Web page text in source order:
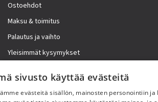
Ostoehdot
Maksu & toimitus
Palautus ja vaihto
Yleisimmät kysymykset
Lisää meistä
Yritystiedot
sivusto käyttää evästeitä
evästeitä sisällön, mainosten personointiin